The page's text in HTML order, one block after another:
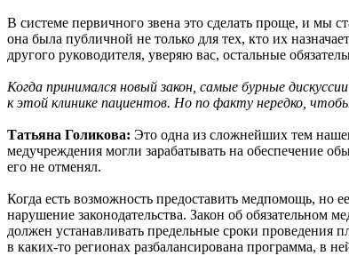
В системе первичного звена это сделать проще, и мы
она была публичной не только для тех, кто их
другого руководителя, уверяю вас, остальные
Когда принимался новый закон, самые бурные
к этой клинике пациентов. Но по факту нередко,
Татьяна Голикова: Это одна из сложнейших тем
медучреждения могли зарабатывать на обеспечение
его не отменял.
Когда есть возможность предоставить медпомощь, но
нарушение законодательства. Закон об
должен устанавливать предельные сроки
в каких-то регионах разбалансирована программа, в